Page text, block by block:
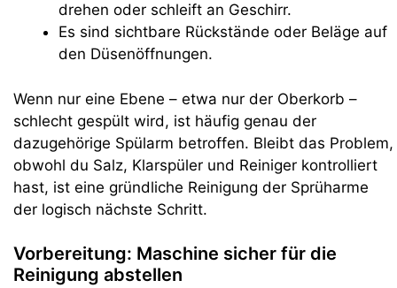
drehen oder schleift an Geschirr.
Es sind sichtbare Rückstände oder Beläge auf
den Düsenöffnungen.
Wenn nur eine Ebene – etwa nur der Oberkorb –
schlecht gespült wird, ist häufig genau der
dazugehörige Spülarm betroffen. Bleibt das Problem,
obwohl du Salz, Klarspüler und Reiniger kontrolliert
hast, ist eine gründliche Reinigung der Sprüharme
der logisch nächste Schritt.
Vorbereitung: Maschine sicher für die
Reinigung abstellen